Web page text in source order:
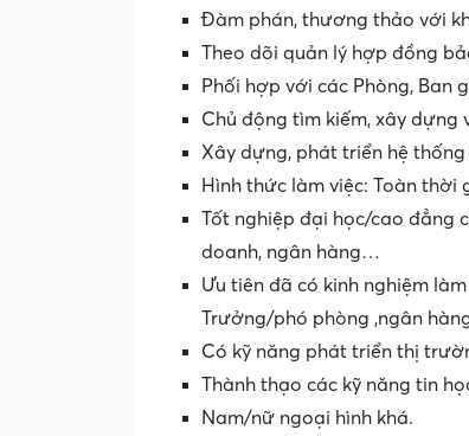
Đàm phán, thương thảo với
Theo dõi quản lý hợp đồng
Phối hợp với các Phòng, Ban
Chủ động tìm kiếm, xây
Xây dựng, phát triển hệ thống
Hình thức làm việc: Toàn thời
Tốt nghiệp đại học/cao đẳng
doanh, ngân hàng…
Ưu tiên đã có kinh nghiệm
Trưởng/phó phòng ,ngân
Có kỹ năng phát triển thị
Thành thạo các kỹ năng tin
Nam/nữ ngoại hình khá.